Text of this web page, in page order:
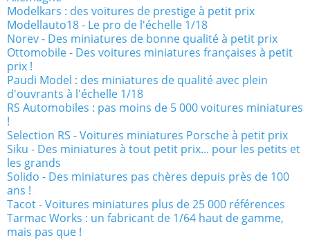
Modelkars : des voitures de prestige à petit prix
Modellauto18 - Le pro de l'échelle 1/18
Norev - Des miniatures de bonne qualité à petit prix
Ottomobile - Des voitures miniatures françaises à petit
prix !
Paudi Model : des miniatures de qualité avec plein
d'ouvrants à l'échelle 1/18
RS Automobiles : pas moins de 5 000 voitures miniatures
!
Selection RS - Voitures miniatures Porsche à petit prix
Siku - Des miniatures à tout petit prix... pour les petits et
les grands
Solido - Des miniatures pas chères depuis près de 100
ans !
Tacot - Voitures miniatures plus de 25 000 références
Tarmac Works : un fabricant de 1/64 haut de gamme,
mais pas que !